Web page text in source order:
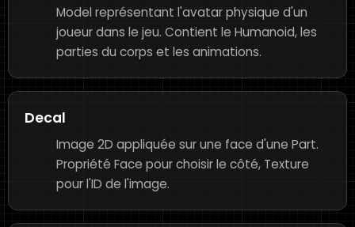
Model représentant l'avatar physique d'un
joueur dans le jeu. Contient le Humanoid, les
parties du corps et les animations.
Decal
Image 2D appliquée sur une face d'une Part.
Propriété Face pour choisir le côté, Texture
pour l'ID de l'image.